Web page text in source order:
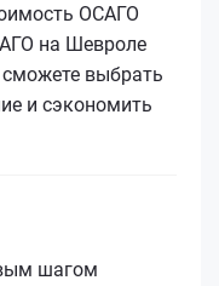
ОСАГО
на Шевроле
выбрать
и сэкономить
шагом